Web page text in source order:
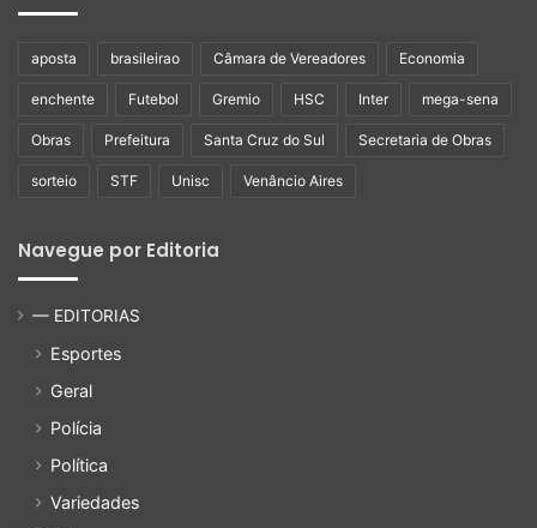
aposta brasileirao Câmara de Vereadores Economia
enchente Futebol Gremio HSC Inter mega-sena
Obras Prefeitura Santa Cruz do Sul Secretaria de Obras
sorteio STF Unisc Venâncio Aires
Navegue por Editoria
— EDITORIAS
Esportes
Geral
Polícia
Política
Variedades